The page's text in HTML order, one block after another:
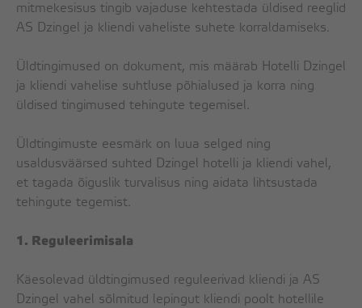
GRUPPIDELE
KONVERENTSIKESKUS
KOOSOLEKURUUM
B-SAAL
C-SAAL
RESTORAN
mitmekesisus tingib vajaduse kehtestada üldised reeglid
AS Dzingel ja kliendi vaheliste suhete korraldamiseks.
Üldtingimused on dokument, mis määrab Hotelli Dzingel
ja kliendi vahelise suhtluse põhialused ja korra ning
üldised tingimused tehingute tegemisel.
Üldtingimuste eesmärk on luua selged ning
usaldusväärsed suhted Dzingel hotelli ja kliendi vahel,
et tagada õiguslik turvalisus ning aidata lihtsustada
tehingute tegemist.
1. Reguleerimisala
Käesolevad üldtingimused reguleerivad kliendi ja AS
Dzingel vahel sõlmitud lepingut kliendi poolt hotellile